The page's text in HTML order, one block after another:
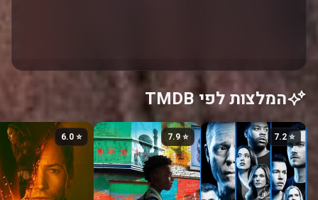
המלצות לפי TMDB
⭐ 7.2
⭐ 7.9
⭐ 6.0